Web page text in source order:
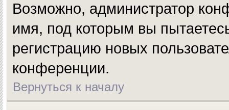
Возможно, администратор
имя, под которым вы
регистрацию новых
конференции.
Вернуться к началу